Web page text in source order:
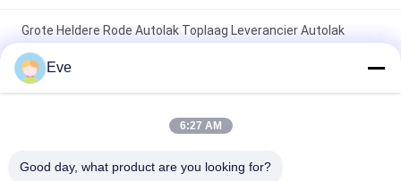
Grote Heldere Rode Autolak Toplaag Leverancier Autolak
Autolak Spuitverf
Niet-giftige, hittebestendige, briljant rode autolak,
bescherming Autoverfleverancier Automotive Refinish verf
Eve
6:27 AM
Good day, what product are you looking for?